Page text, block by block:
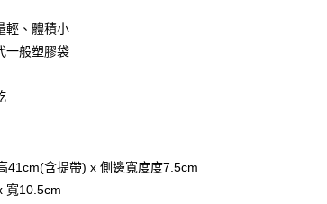
台灣大哥大用戶可立即使用無須另外申請。
期」，訂單成立後會自動跳轉到大哥付的交易
欲分期的期數、繳款截止日，確認付款後即
輕、體積小
一般塑膠袋
41cm(含提帶) x 側邊寬度度7.5cm
寬10.5cm